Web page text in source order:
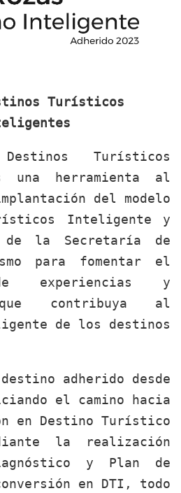
Turísticos
Turísticos
una herramienta al
del modelo
Inteligente y
la Secretaría de
para fomentar el
experiencias y
que contribuya al
de los destinos
destino adherido desde
el camino hacia
en Destino Turístico
la realización
y Plan de
en DTI, todo